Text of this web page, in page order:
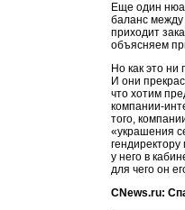
Еще один
баланс между
приходит
объясняем
Но как это ни
И они
что хотим
компании-
того,
«украшения
гендиректору
у него в
для чего он
CNews.ru: